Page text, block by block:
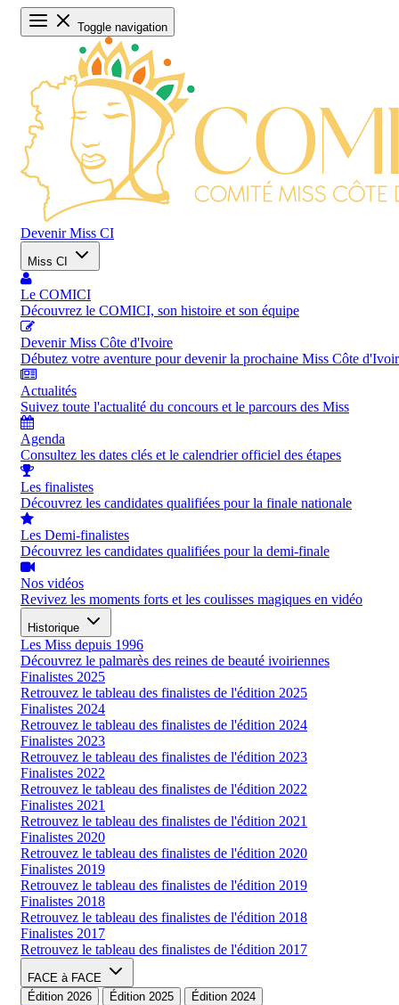
Toggle navigation
Devenir Miss CI
Miss CI
Le COMICI
Découvrez le COMICI, son histoire et son équipe
Devenir Miss Côte d'Ivoire
Débutez votre aventure pour devenir la prochaine Miss Côte
Actualités
Suivez toute l'actualité du concours et le parcours des Miss
Agenda
Consultez les dates clés et le calendrier officiel des étapes
Les finalistes
Découvrez les candidates qualifiées pour la finale nationale
Les Demi-finalistes
Découvrez les candidates qualifiées pour la demi-finale
Nos vidéos
Revivez les moments forts et les coulisses magiques en vidéo
Historique
Les Miss depuis 1996
Découvrez le palmarès des reines de beauté ivoiriennes
Finalistes 2025
Retrouvez le tableau des finalistes de l'édition 2025
Finalistes 2024
Retrouvez le tableau des finalistes de l'édition 2024
Finalistes 2023
Retrouvez le tableau des finalistes de l'édition 2023
Finalistes 2022
Retrouvez le tableau des finalistes de l'édition 2022
Finalistes 2021
Retrouvez le tableau des finalistes de l'édition 2021
Finalistes 2020
Retrouvez le tableau des finalistes de l'édition 2020
Finalistes 2019
Retrouvez le tableau des finalistes de l'édition 2019
Finalistes 2018
Retrouvez le tableau des finalistes de l'édition 2018
Finalistes 2017
Retrouvez le tableau des finalistes de l'édition 2017
FACE à FACE
Édition 2026
Édition 2025 Édition 2024